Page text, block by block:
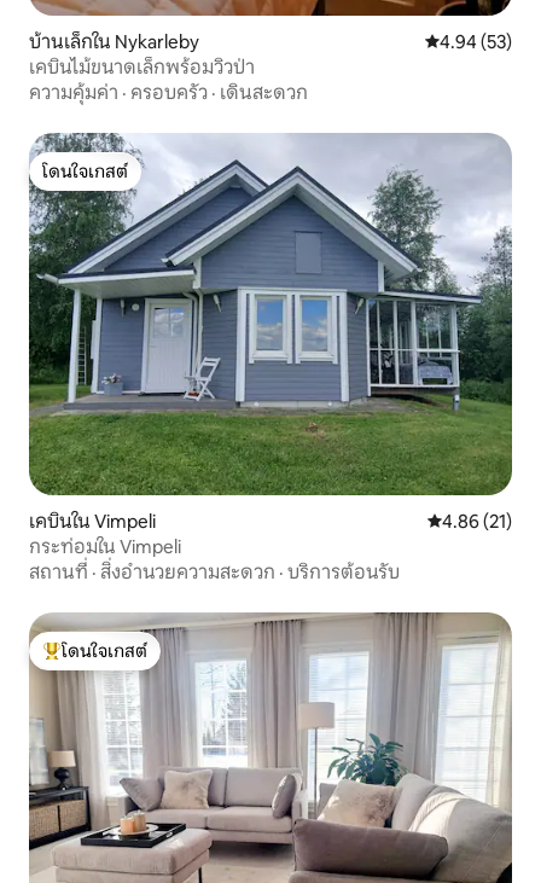
บ้านเล็กใน Nykarleby คะแนนเฉลี่ย
4.94 (53)
เคบินไม้ขนาดเล็กพร้อมวิวป่า
ความคุ้มค่า · ครอบครัว · เดินสะดวก
โดนใจเกสต์
โดนใจเกสต์
เคบินใน Vimpeli คะแนนเฉลี่ย
4.86 (21)
กระท่อมใน Vimpeli
สถานที่ · สิ่งอำนวยความสะดวก · บริการต้อนรับ
โดนใจเกสต์ที่สุด
โดนใจเกสต์